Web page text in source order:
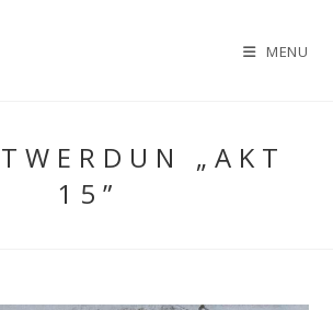
MENU
„AKT
15”